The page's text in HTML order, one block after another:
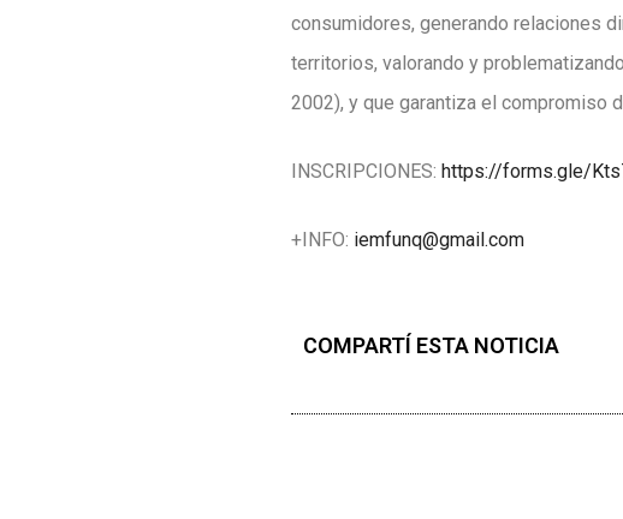
consumidores, generando relaciones
territorios, valorando y
2002), y que garantiza el compromiso
INSCRIPCIONES: https://forms.gle/
+INFO: iemfunq@gmail.com
COMPARTÍ ESTA NOTICIA